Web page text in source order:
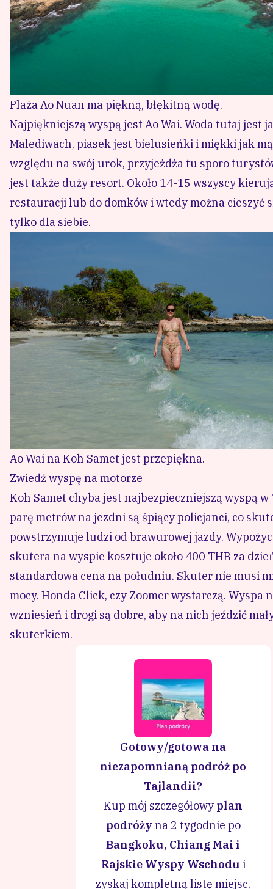
Plaża Ao Nuan ma piękną, błękitną wodę.
Najpiękniejszą wyspą jest Ao Wai. Woda tutaj
względu na swój urok, przyjeżdża tu sporo
restauracji lub do domków i wtedy można cieszyć